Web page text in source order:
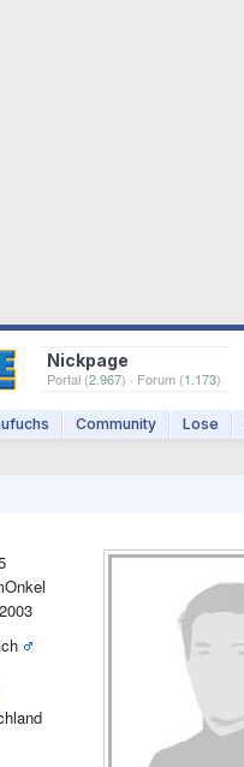
Nickpage
Portal (2.967) · Forum (1.173)
Community Lose